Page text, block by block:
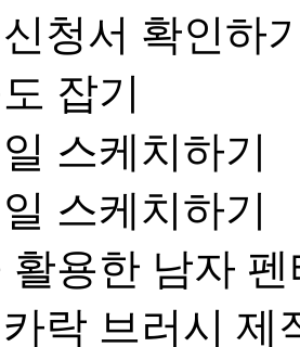
청서 확인하
잡기
스케치하기
스케치하기
활용한 남자
락 브러시 제